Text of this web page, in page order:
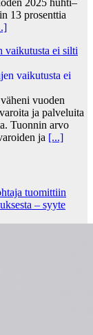
2025 huhti–
13 prosenttia
vaikutusta ei silti
vuoden
ja palveluita
Tuonnin arvo
ja [...]
tuo­mit­tiin
– syyte